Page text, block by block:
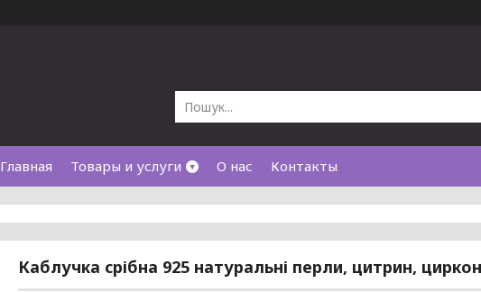
Главная Товары и услуги О нас Контакты
Каблучка срібна 925 натуральні перли, цитрин,